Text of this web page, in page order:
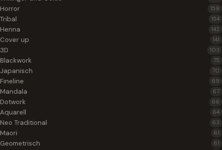
Horror 159
Tribal 154
Henna 142
Cover up 141
3D 103
Blackwork 75
Japanisch 70
Fineline 69
Mandala 67
Dotwork 66
Aquarell 64
Neo Traditional 63
Maori 61
Geometrisch 61